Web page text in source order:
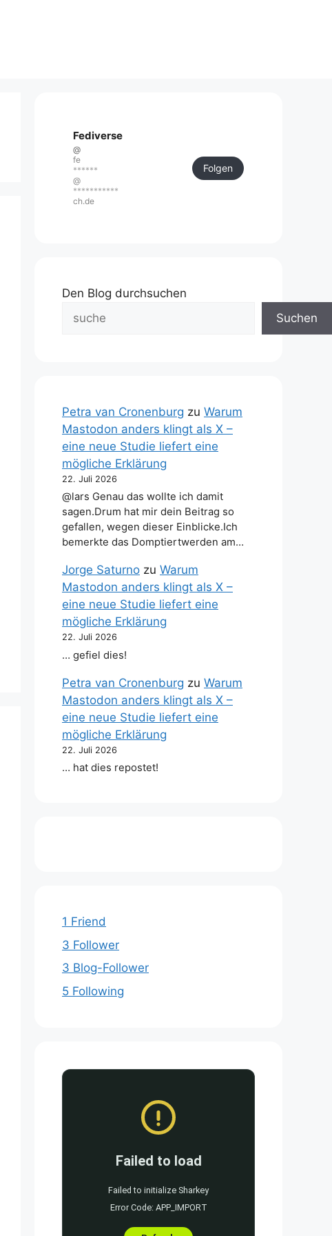
Fediverse
@
fe
******
@
***********
ch.de
Folgen
Den Blog durchsuchen
Suchen
Petra van Cronenburg zu Warum
Mastodon anders klingt als X –
eine neue Studie liefert eine
mögliche Erklärung
22. Juli 2026
@lars Genau das wollte ich damit
sagen.Drum hat mir dein Beitrag so
gefallen, wegen dieser Einblicke.Ich
bemerkte das Domptiertwerden am…
Jorge Saturno zu Warum
Mastodon anders klingt als X –
eine neue Studie liefert eine
mögliche Erklärung
22. Juli 2026
… gefiel dies!
Petra van Cronenburg zu Warum
Mastodon anders klingt als X –
eine neue Studie liefert eine
mögliche Erklärung
22. Juli 2026
… hat dies repostet!
1 Friend
3 Follower
3 Blog-Follower
5 Following